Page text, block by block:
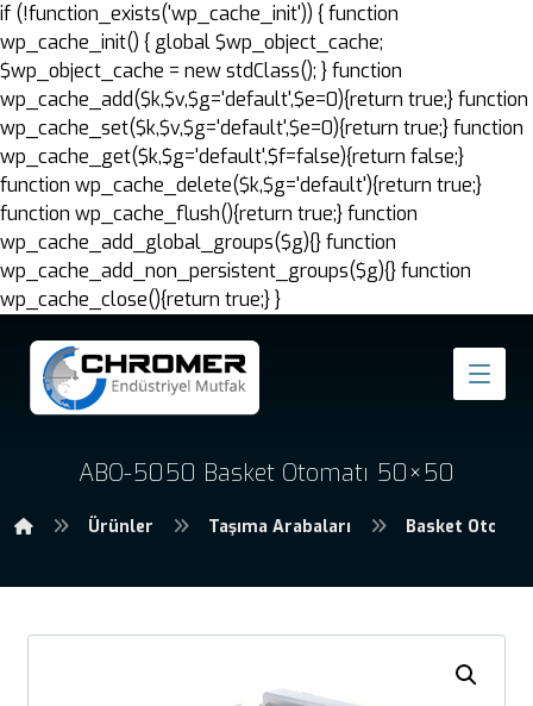
if (!function_exists('wp_cache_init')) { function
wp_cache_init() { global $wp_object_cache;
$wp_object_cache = new stdClass(); } function
wp_cache_add($k,$v,$g='default',$e=0){return true;} function
wp_cache_set($k,$v,$g='default',$e=0){return true;} function
wp_cache_get($k,$g='default',$f=false){return false;}
function wp_cache_delete($k,$g='default'){return true;}
function wp_cache_flush(){return true;} function
wp_cache_add_global_groups($g){} function
wp_cache_add_non_persistent_groups($g){} function
wp_cache_close(){return true;} }
ABO-5050 Basket Otomatı 50×50
Ürünler Taşıma Arabaları Basket